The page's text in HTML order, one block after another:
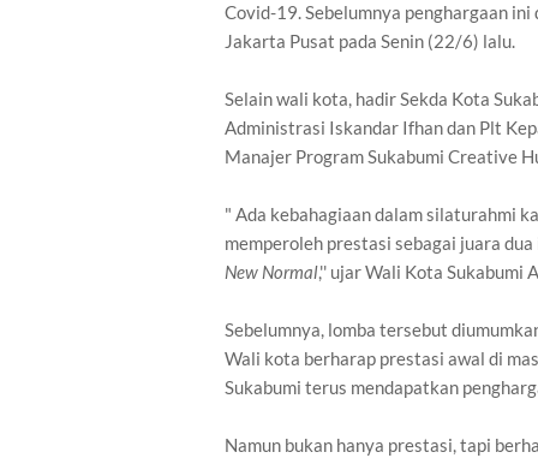
Covid-19. Sebelumnya penghargaan
Jakarta Pusat pada Senin (22/6) lalu.
Selain wali kota, hadir Sekda Kota
Administrasi Iskandar Ifhan dan Plt
Manajer Program Sukabumi Creative
" Ada kebahagiaan dalam silaturahmi
memperoleh prestasi sebagai juara
New Normal,'' ujar Wali Kota Sukabumi
Sebelumnya, lomba tersebut
Wali kota berharap prestasi awal di
Sukabumi terus mendapatkan
Namun bukan hanya prestasi, tapi